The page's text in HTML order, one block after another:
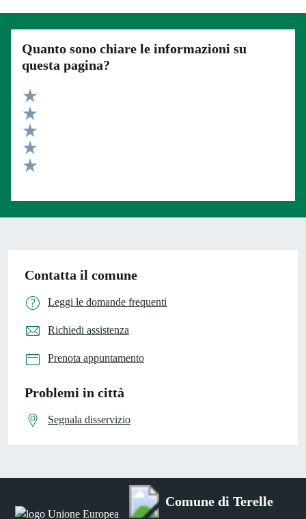
Quanto sono chiare le informazioni su
questa pagina?
Valuta 5 stelle su 5
Valuta 4 stelle su 5
Valuta 3 stelle su 5
Valuta 2 stelle su 5
Contatta il comune
Leggi le domande frequenti
Richiedi assistenza
Prenota appuntamento
Problemi in città
Segnala disservizio
Comune di Terelle